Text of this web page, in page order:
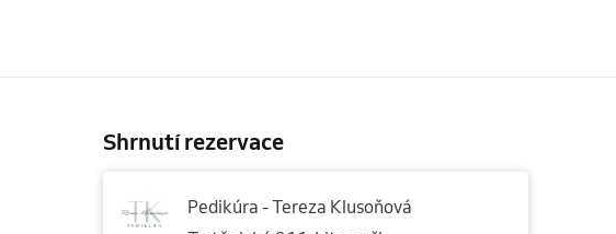
Shrnutí rezervace
Pedikúra - Tereza Klusoňová